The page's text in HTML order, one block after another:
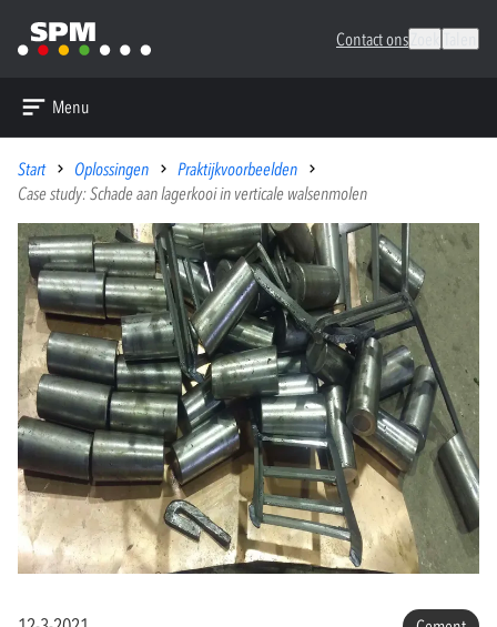
Contact ons
Menu
Start Oplossingen
Praktijkvoorbeelden
Case study: Schade aan lagerkooi in verticale walsenmolen